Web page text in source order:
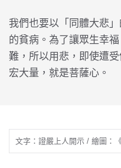
我們也要以「同體大悲
的貧病。為了讓眾生幸
難，所以用悲，即使遭
宏大量，就是菩薩心。
文字：證嚴上人開示 / 繪圖：